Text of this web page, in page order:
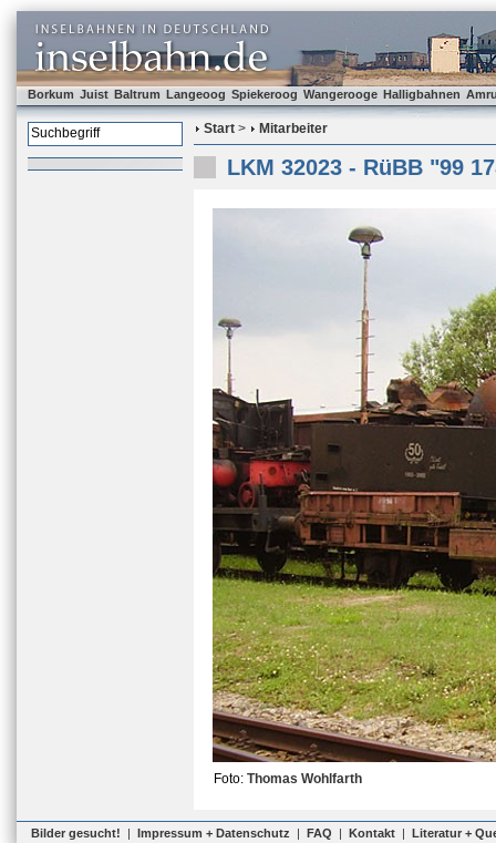
Borkum Juist Baltrum Langeoog Spiekeroog Wangerooge Halligbahnen
Start > Mitarbeiter
LKM 32023 - RüBB "99
Foto: Thomas Wohlfarth
Bilder gesucht! | Impressum + Datenschutz | FAQ | Kontakt | Literatur +